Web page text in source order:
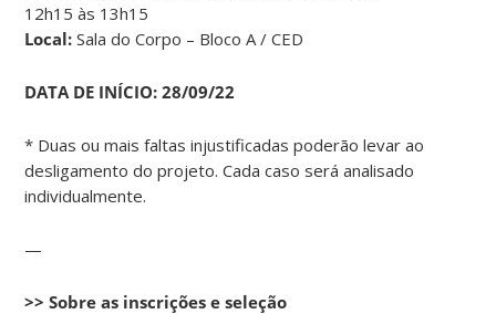
12h15 às 13h15
Local: Sala do Corpo – Bloco A / CED
DATA DE INÍCIO: 28/09/22
* Duas ou mais faltas injustificadas poderão levar ao
desligamento do projeto. Cada caso será analisado
individualmente.
—
>> Sobre as inscrições e seleção